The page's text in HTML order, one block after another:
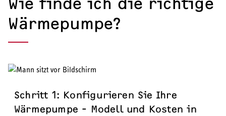
Wärmepumpe?
Schritt 1: Konfigurieren Sie Ihre
Wärmepumpe - Modell und Kosten in